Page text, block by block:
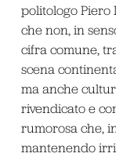
politologo Piero
che non, in
cifra comune,
scena
ma anche
rivendicato e
rumorosa che,
mantenendo